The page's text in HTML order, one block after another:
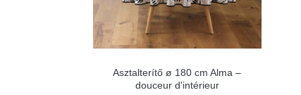
Asztalterítő ø 180 cm Alma –
douceur d'intérieur